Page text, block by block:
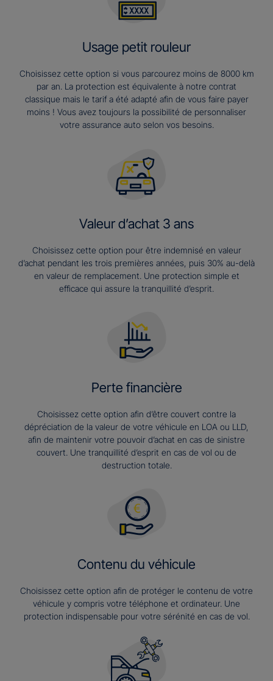
Usage petit rouleur
Choisissez cette option si vous parcourez moins de 8000 km
par an. La protection est équivalente à notre contrat
classique mais le tarif a été adapté afin de vous faire payer
moins ! Vous avez toujours la possibilité de personnaliser
votre assurance auto selon vos besoins.
Valeur d’achat 3 ans​
Choisissez cette option pour être indemnisé en valeur
d’achat pendant les trois premières années, puis 30% au-delà
en valeur de remplacement. Une protection simple et
efficace qui assure la tranquillité d’esprit.
Perte financière
Choisissez cette option afin d’être couvert contre la
dépréciation de la valeur de votre véhicule en LOA ou LLD,
afin de maintenir votre pouvoir d’achat en cas de sinistre
couvert. Une tranquillité d’esprit en cas de vol ou de
destruction totale.
Contenu du véhicule
Choisissez cette option afin de protéger le contenu de votre
véhicule y compris votre téléphone et ordinateur. Une
protection indispensable pour votre sérénité en cas de vol.